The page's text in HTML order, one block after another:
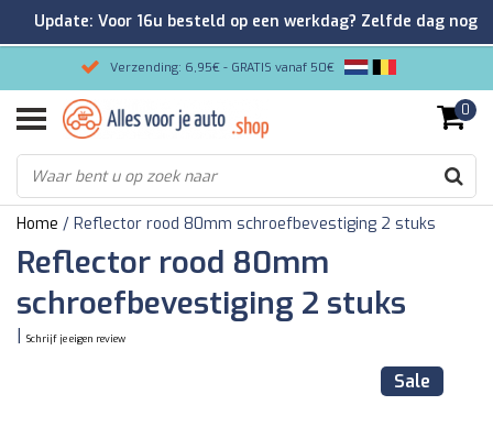
Verzending: 6,95€ - GRATIS vanaf 50€
Gemakkelijk bestellen/Veilig betalen
9.2/10 Klantenrating via Kiyoh!
0
Home / Reflector rood 80mm schroefbevestiging 2 stuks
Reflector rood 80mm
schroefbevestiging 2 stuks
Schrijf je eigen review
Sale
Update: Voor 16u besteld op een werkdag? Zelfde dag nog
verzonden!